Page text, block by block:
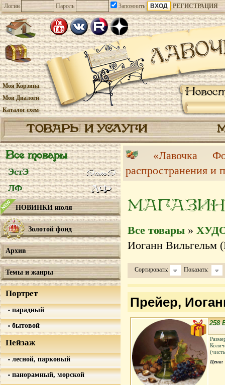
Логин Пароль Запомнить РЕГИСТРАЦИЯ
Моя Корзина
Мои Диалоги
Каталог схем
ТОВАРЫ И УСЛУГИ
Все товары
ЭстЭ
ЛФ
НОВИНКИ июля
Золотой фонд
Архив
Темы и жанры
Портрет
парадный
бытовой
Пейзаж
лесной, парковый
панорамный, морской
«Лавочка
распространения и
МАГАЗИН
Все товары »
Иоганн Вильгельм
Сортировать: Показать:
Прейер,
258
Цена: